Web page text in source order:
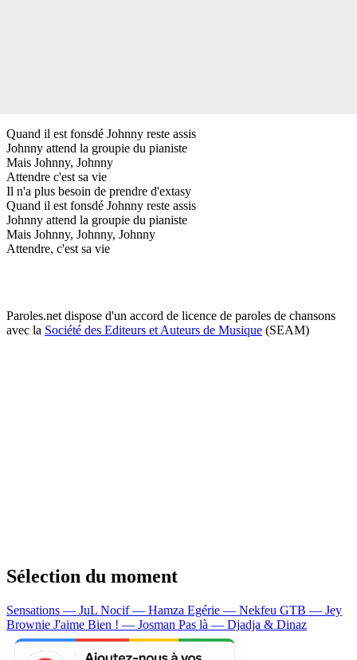
Quand il est fonsdé Johnny reste assis
Johnny attend la groupie du pianiste
Mais Johnny, Johnny
Attendre c'est sa vie
Il n'a plus besoin de prendre d'extasy
Quand il est fonsdé Johnny reste assis
Johnny attend la groupie du pianiste
Mais Johnny, Johnny, Johnny
Attendre, c'est sa vie
Paroles.net dispose d'un accord de licence de paroles de chansons
avec la Société des Editeurs et Auteurs de Musique (SEAM)
Sélection du moment
Sensations — JuL Nocif — Hamza Egérie — Nekfeu GTB — Jey
Brownie J'aime Bien ! — Josman Pas là — Djadja & Dinaz